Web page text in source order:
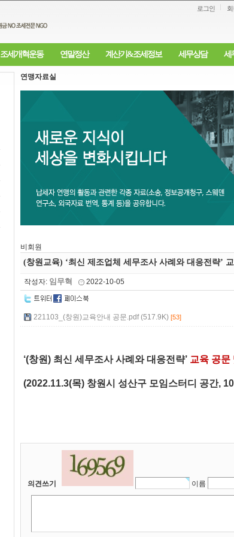
로그인
조세개혁운동 연말정산 계산기&조세정보 세무상담 세
연맹자료실
비회원
(창원교육) ‘최신 제조업체 세무조사 사례와 대응전략’
작성자: 임무혁 2022-10-05
221103_(창원)교육안내 공문.pdf (517.9K) [53]
‘(창원) 최신 세무조사 사례와 대응전략’ 교육 공문
(2022.11.3(목) 창원시 성산구 모임스터디 공간,
의견쓰기 이름